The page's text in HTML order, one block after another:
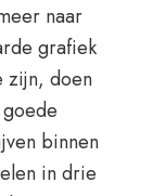
naar
grafiek
zijn, doen
binnen
in drie